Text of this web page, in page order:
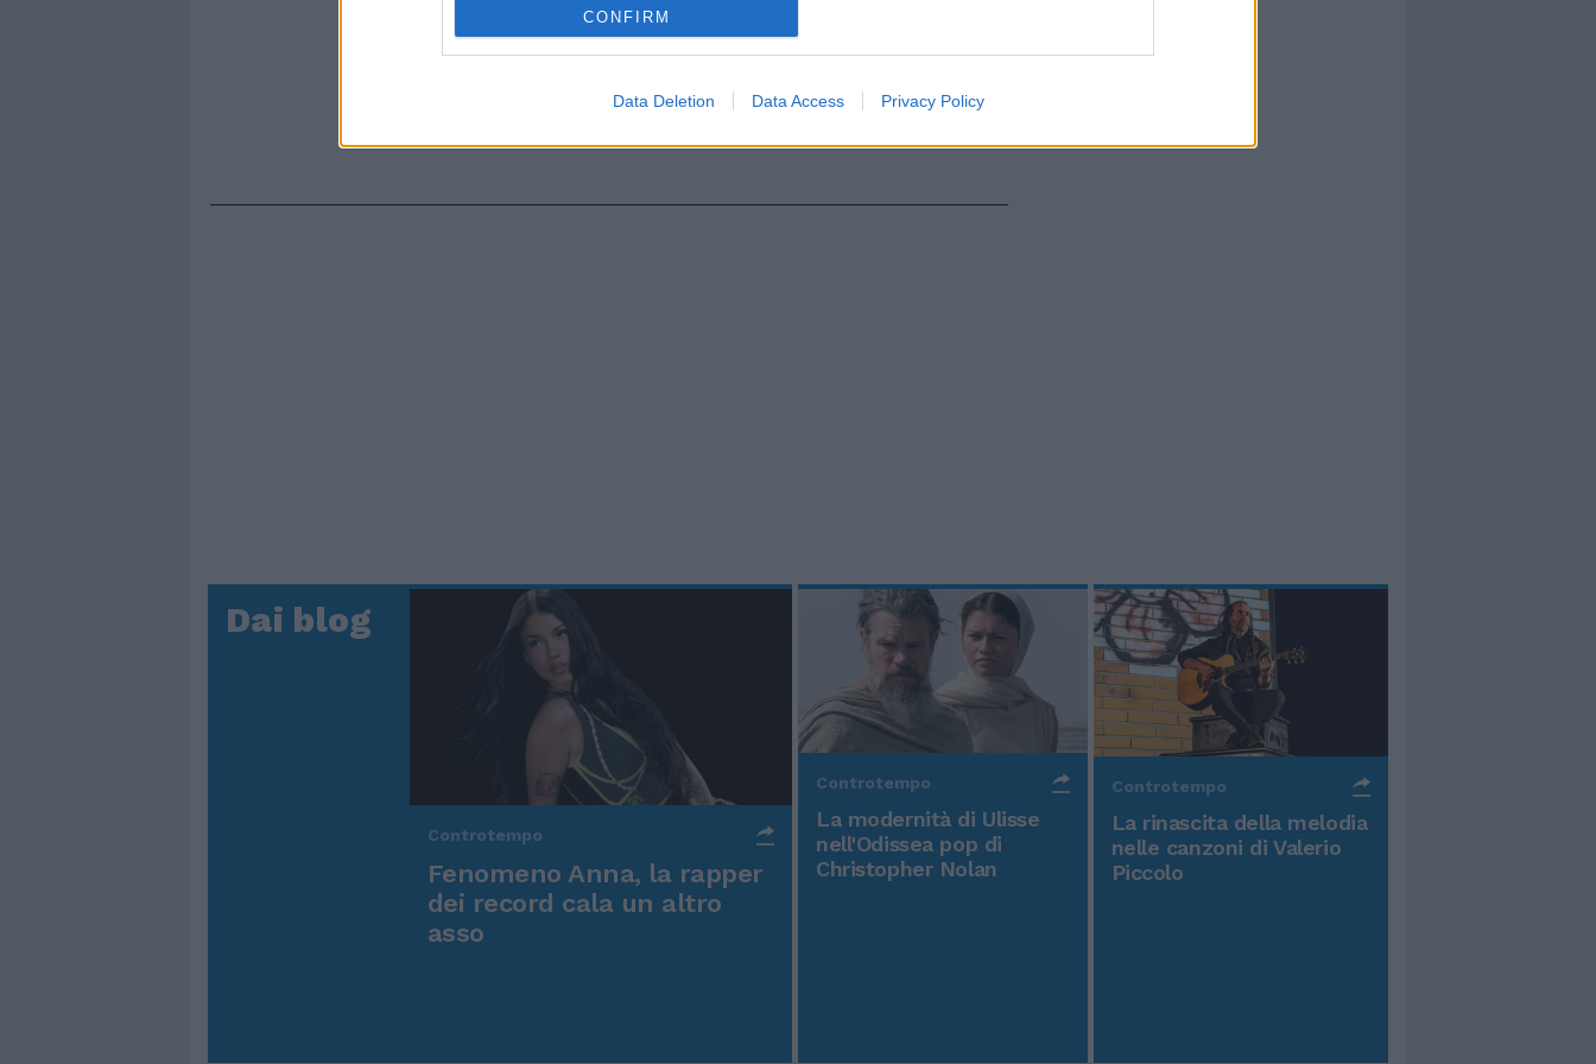
CONFIRM
Data Deletion Data Access Privacy Policy
Dai blog
Controtempo
Fenomeno Anna, la rapper
dei record cala un altro
asso
Controtempo
La modernità di Ulisse
nell'Odissea pop di
Christopher Nolan
Controtempo
La rinascita della melodia
nelle canzoni di Valerio
Piccolo